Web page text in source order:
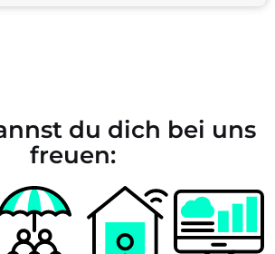
du dich bei uns
freuen: